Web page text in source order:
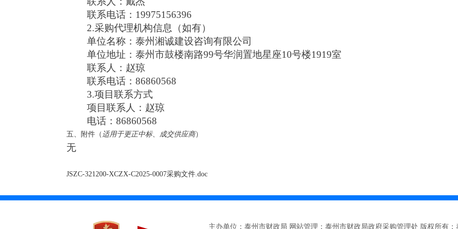
联系电话：19975156396
2.采购代理机构信息（如有）
单位名称：泰州湘诚建设咨询有限公司
单位地址：泰州市鼓楼南路99号华润置地星座10号楼1919室
联系人：赵琼
联系电话：86860568
3.项目联系方式
项目联系人：赵琼
电话：86860568
五、附件（ 适用于更正中标、成交供应商）
无
JSZC-321200-XCZX-C2025-0007采购文件.doc
主办单位：泰州市财政局 网站管理：泰州市财政局政府采购管理处 版权所有：